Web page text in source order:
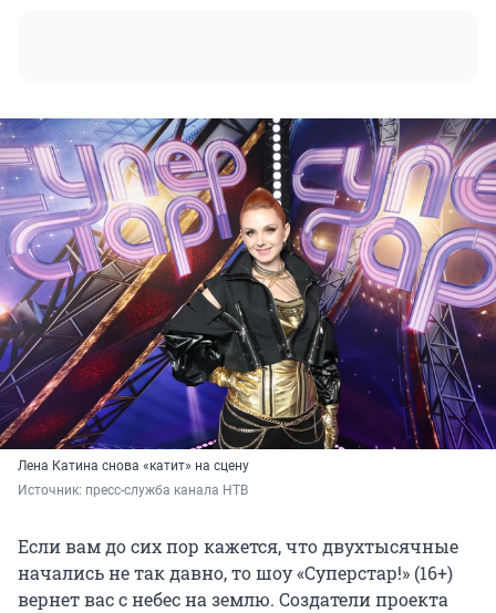
Лена Катина снова «катит» на сцену
Источник: пресс-служба канала НТВ
Если вам до сих пор кажется, что двухтысячные
начались не так давно, то шоу «Суперстар!» (16+)
вернет вас с небес на землю. Создатели проекта